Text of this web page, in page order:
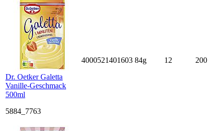
Dr. Oetker Galetta
Vanille-Geschmack
500ml
5884_7763
4000521401603 84g 12 200